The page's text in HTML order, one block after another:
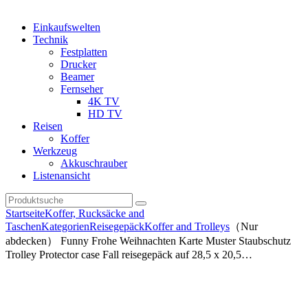
Einkaufswelten
Technik
Festplatten
Drucker
Beamer
Fernseher
4K TV
HD TV
Reisen
Koffer
Werkzeug
Akkuschrauber
Listenansicht
StartseiteKoffer, Rucksäcke and
TaschenKategorienReisegepäckKoffer and Trolleys （Nur
abdecken） Funny Frohe Weihnachten Karte Muster Staubschutz
Trolley Protector case Fall reisegepäck auf 28,5 x 20,5…